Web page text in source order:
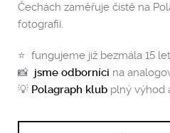
Čechách zaměřuje čistě na
fotografii.
⭐️ fungujeme již bezmála 15 let
📸 jsme odborníci na
💡 Polagraph klub plný výhod